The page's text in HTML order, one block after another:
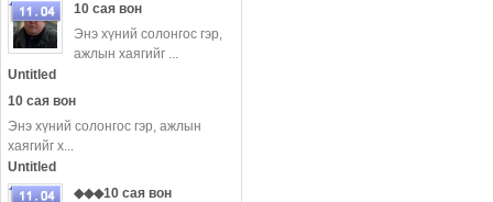
more
10 сая вон
Энэ хүний ​​солонгос гэр,
ажлын хаягийг ...
Untitled
10 сая вон
Энэ хүний ​​солонгос гэр, ажлын
хаягийг х...
Untitled
◆◆◆10 сая вон